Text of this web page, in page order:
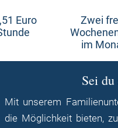
Euro
Zwei
im
Sei
Mit unserem
die Möglichkeit bieten,